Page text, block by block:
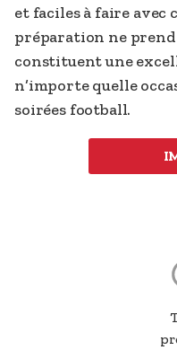
et faciles à faire avec
préparation ne prend
constituent une
n’importe quelle
soirées football.